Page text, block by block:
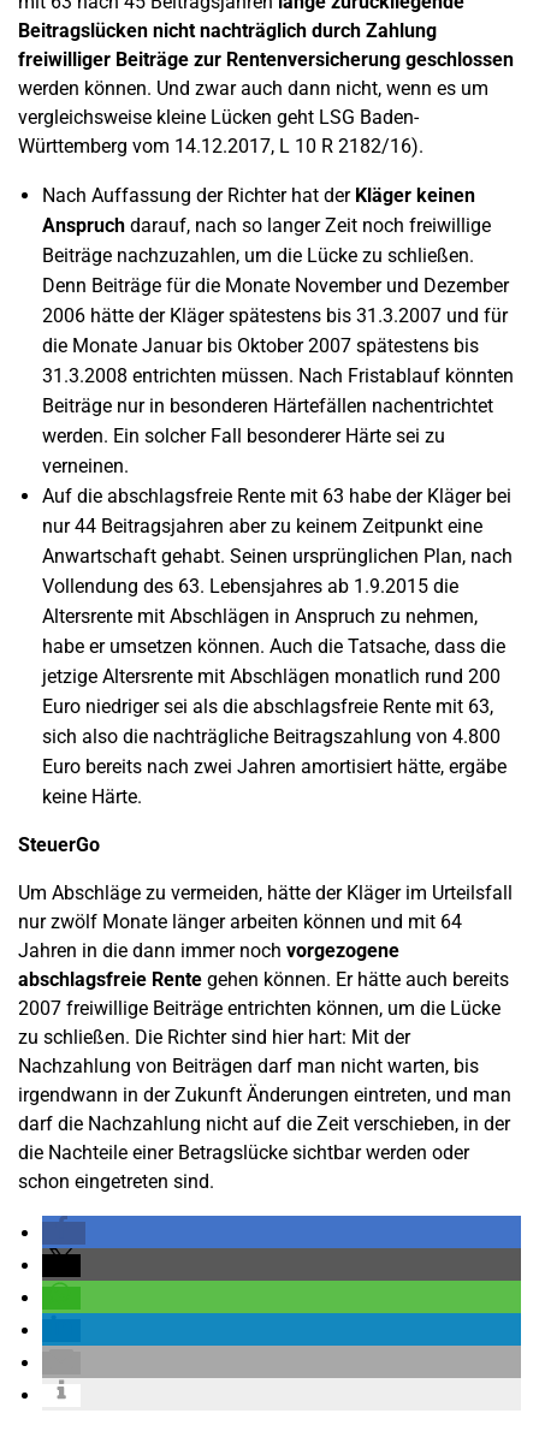
Beitragslücken nicht nachträglich durch Zahlung
freiwilliger Beiträge zur Rentenversicherung geschlossen
werden können. Und zwar auch dann nicht, wenn es um
vergleichsweise kleine Lücken geht LSG Baden-
Württemberg vom 14.12.2017, L 10 R 2182/16).
Nach Auffassung der Richter hat derKläger keinen
Anspruch darauf, nach so langer Zeit noch freiwillige
Beiträge nachzuzahlen, um die Lücke zu schließen.
Denn Beiträge für die Monate November und Dezember
2006 hätte der Kläger spätestens bis 31.3.2007 und für
die Monate Januar bis Oktober 2007 spätestens bis
31.3.2008 entrichten müssen. Nach Fristablauf könnten
Beiträge nur in besonderen Härtefällen nachentrichtet
werden. Ein solcher Fall besonderer Härte sei zu
verneinen.
Auf die abschlagsfreie Rente mit 63 habe der Kläger bei
nur 44 Beitragsjahren aber zu keinem Zeitpunkt eine
Anwartschaft gehabt. Seinen ursprünglichen Plan, nach
Vollendung des 63. Lebensjahres ab 1.9.2015 die
Altersrente mit Abschlägen in Anspruch zu nehmen,
habe er umsetzen können. Auch die Tatsache, dass die
jetzige Altersrente mit Abschlägen monatlich rund 200
Euro niedriger sei als die abschlagsfreie Rente mit 63,
sich also die nachträgliche Beitragszahlung von 4.800
Euro bereits nach zwei Jahren amortisiert hätte, ergäbe
keine Härte.
SteuerGo
Um Abschläge zu vermeiden, hätte der Kläger im Urteilsfall
nur zwölf Monate länger arbeiten können und mit 64
Jahren in die dann immer noch vorgezogene
abschlagsfreie Rente gehen können. Er hätte auch bereits
2007 freiwillige Beiträge entrichten können, um die Lücke
zu schließen. Die Richter sind hier hart: Mit der
Nachzahlung von Beiträgen darf man nicht warten, bis
irgendwann in der Zukunft Änderungen eintreten, und man
darf die Nachzahlung nicht auf die Zeit verschieben, in der
die Nachteile einer Betragslücke sichtbar werden oder
schon eingetreten sind.